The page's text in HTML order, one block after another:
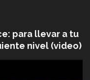
para llevar a tu
nivel (video)